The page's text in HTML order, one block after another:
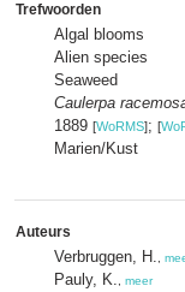
Trefwoorden
Algal blooms
Alien species
Seaweed
Caulerpa
1889 [WoRMS]; [
Marien/Kust
Auteurs
Verbruggen, H.
Pauly, K. meer